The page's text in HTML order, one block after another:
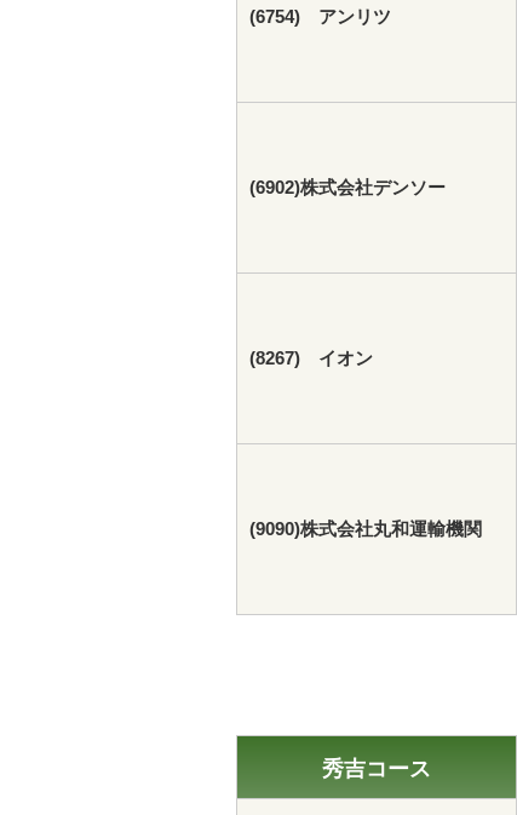
(6754) アンリツ
(6902)株式会社デンソー
(8267) イオン
(9090)株式会社丸和運輸機関
秀吉コース